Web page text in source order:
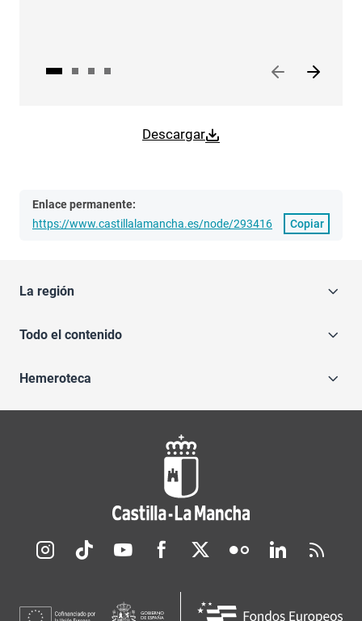
Descargar
Enlace permanente:
https://www.castillalamancha.es/node/293416
Copiar
La región
Todo el contenido
Hemeroteca
Redes sociales JCCM